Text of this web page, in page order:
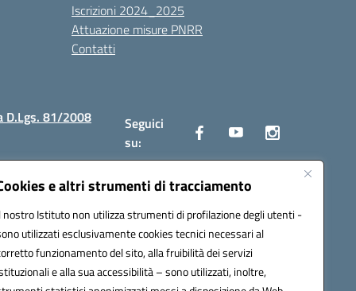
e altri strumenti di tracciamento
nostro Istituto non utilizza strumenti di profilazione degli utenti -
utilizzati esclusivamente cookies tecnici necessari al
funzionamento del sito, alla fruibilità dei servizi
e alla sua accessibilità – sono utilizzati, inoltre,
Iscrizioni 2024_2025
Attuazione misure PNRR
Contatti
D.Lgs. 81/2008
Seguici
su: